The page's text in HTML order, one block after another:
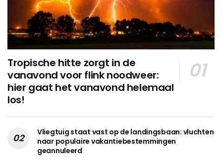
Tropische hitte zorgt in de
vanavond voor flink noodweer:
hier gaat het vanavond helemaal
los!
Vliegtuig staat vast op de landingsbaan: vluchten
naar populaire vakantiebestemmingen
geannuleerd